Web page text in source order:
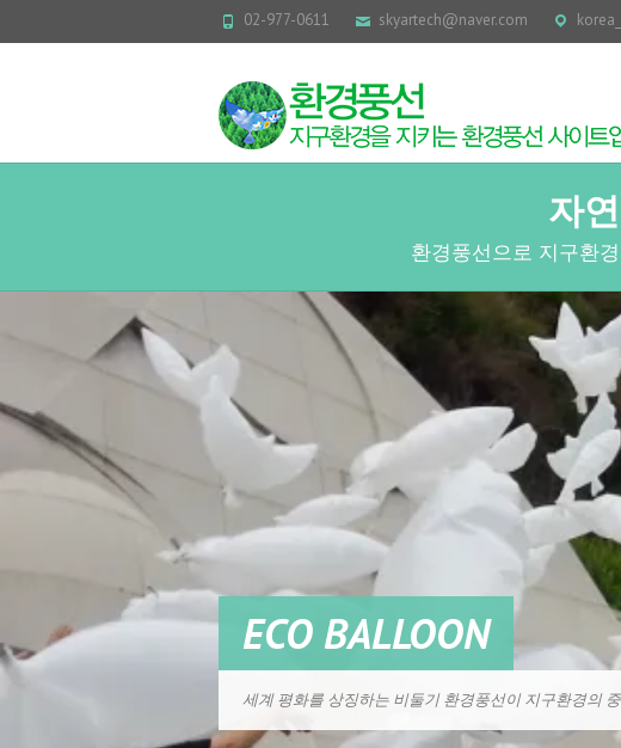
02-977-0611 skyartech@naver.com
자
환경풍선으로 지구환
ECO BALLOON
세계 평화를 상징하는 비둘기 환경풍선이 지구환경의